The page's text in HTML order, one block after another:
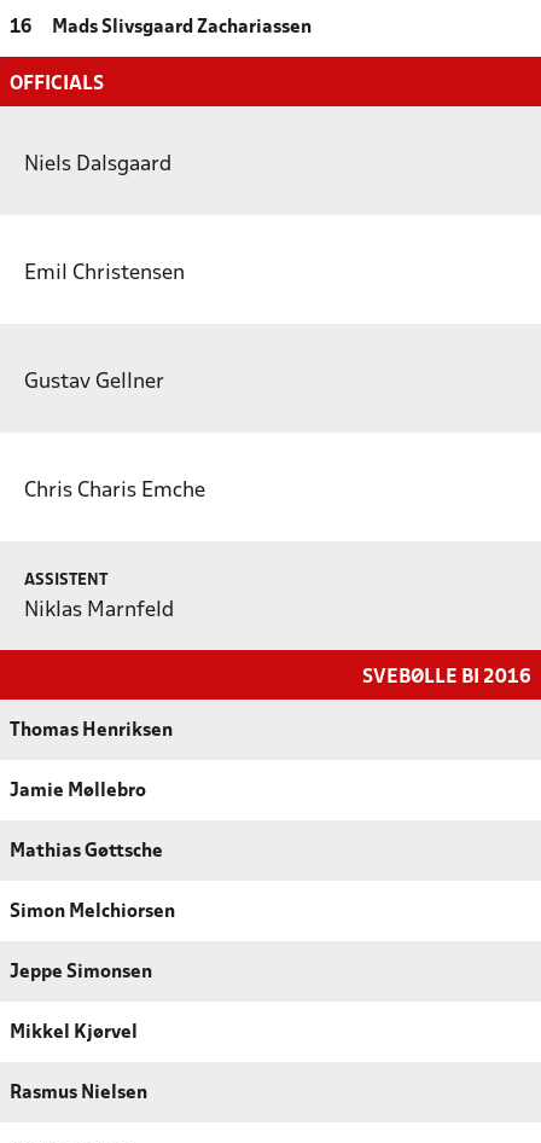
16 Mads Slivsgaard Zachariassen
OFFICIALS
Niels Dalsgaard
Emil Christensen
Gustav Gellner
Chris Charis Emche
ASSISTENT
Niklas Marnfeld
SVEBØLLE BI 2016
Thomas Henriksen
Jamie Møllebro
Mathias Gøttsche
Simon Melchiorsen
Jeppe Simonsen
Mikkel Kjørvel
Rasmus Nielsen